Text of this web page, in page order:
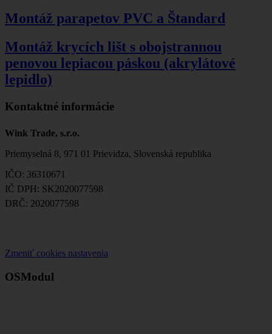
Montáž parapetov PVC a Štandard
Montáž krycích lišt s obojstrannou
penovou lepiacou páskou (akrylátové
lepidlo)
Kontaktné informácie
Wink Trade, s.r.o.
Priemyselná 8, 971 01 Prievidza, Slovenská republika
IČO: 36310671
IČ DPH: SK2020077598
DRČ: 2020077598
Zmeniť cookies nastavenia
OSModul